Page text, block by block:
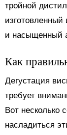
тройной
изготовленный
и насыщенный
Как
Дегустация
требует
Вот несколько
насладиться